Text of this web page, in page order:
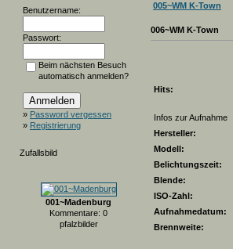
Benutzername:
Passwort:
Beim nächsten Besuch
automatisch anmelden?
» Password vergessen
» Registrierung
Zufallsbild
001~Madenburg
Kommentare: 0
pfalzbilder
005~WM K-Town
006~WM K-Town
Hits:
Infos zur Aufnahme
Hersteller:
Modell:
Belichtungszeit:
Blende:
ISO-Zahl:
Aufnahmedatum:
Brennweite: